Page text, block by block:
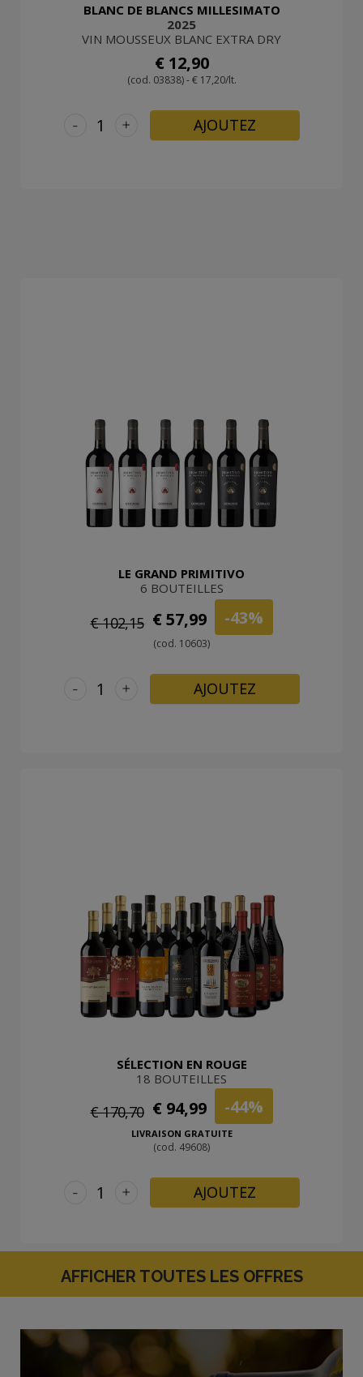
BLANC DE BLANCS MILLESIMATO
2025
VIN MOUSSEUX BLANC EXTRA DRY
€ 12,90
(cod. 03838) - € 17,20/lt.
+
- AJOUTEZ
LE GRAND PRIMITIVO
6 BOUTEILLES
€ 102,15 € 57,99 -43%
(cod. 10603)
+
- AJOUTEZ
SÉLECTION EN ROUGE
18 BOUTEILLES
€ 170,70 € 94,99 -44%
LIVRAISON GRATUITE
(cod. 49608)
+
- AJOUTEZ
AFFICHER TOUTES LES OFFRES